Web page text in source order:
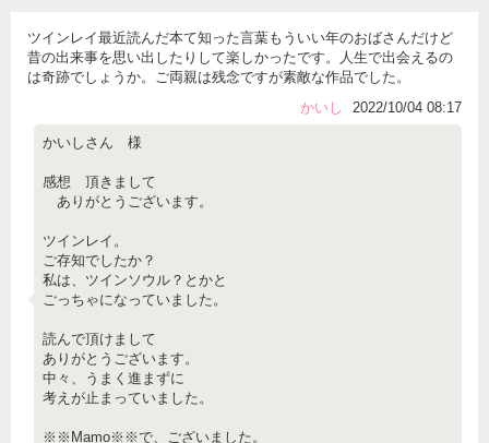
ツインレイ最近読んだ本て知った言葉もういい年のおばさんだけど
昔の出来事を思い出したりして楽しかったです。人生で出会えるの
は奇跡でしょうか。ご両親は残念ですが素敵な作品でした。
かいし
2022/10/04 08:17
かいしさん 様
感想 頂きまして
ありがとうございます。
ツインレイ。
ご存知でしたか？
私は、ツインソウル？とかと
ごっちゃになっていました。
読んで頂けまして
ありがとうございます。
中々、うまく進まずに
考えが止まっていました。
※※Mamo※※で、ございました。